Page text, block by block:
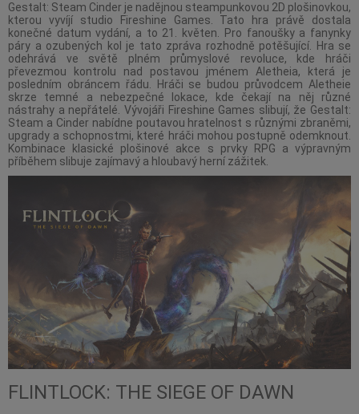
Gestalt: Steam Cinder je nadějnou steampunkovou 2D plošinovkou,
kterou vyvíjí studio Fireshine Games. Tato hra právě dostala
konečné datum vydání, a to 21. květen. Pro fanoušky a fanynky
páry a ozubených kol je tato zpráva rozhodně potěšující. Hra se
odehrává ve světě plném průmyslové revoluce, kde hráči
převezmou kontrolu nad postavou jménem Aletheia, která je
posledním obráncem řádu. Hráči se budou průvodcem Aletheie
skrze temné a nebezpečné lokace, kde čekají na něj různé
nástrahy a nepřátelé. Vývojáři Fireshine Games slibují, že Gestalt:
Steam a Cinder nabídne poutavou hratelnost s různými zbraněmi,
upgrady a schopnostmi, které hráči mohou postupně odemknout.
Kombinace klasické plošinové akce s prvky RPG a výpravným
příběhem slibuje zajímavý a hloubavý herní zážitek.
FLINTLOCK: THE SIEGE OF DAWN